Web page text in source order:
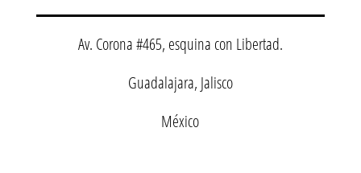
Av. Corona #465, esquina con Libertad.
Guadalajara, Jalisco
México